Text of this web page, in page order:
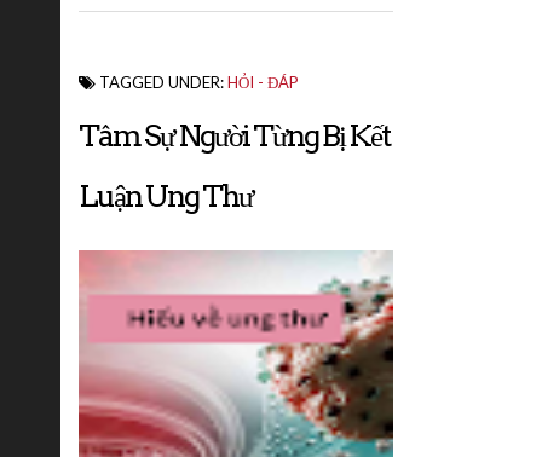
TAGGED UNDER:HỎI - ĐÁP
Tâm Sự Người Từng Bị Kết
Luận Ung Thư